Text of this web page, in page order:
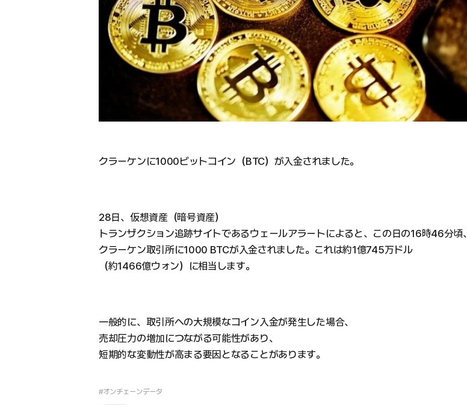
クラーケンに1000ビットコイン（BTC）が入金されました。
28日、仮想資産（暗号資産）
トランザクション追跡サイトであるウェールアラートによると、この日の16時46分頃、
クラーケン取引所に1000 BTCが入金されました。これは約1億745万ドル
（約1466億ウォン）に相当します。
一般的に、取引所への大規模なコイン入金が発生した場合、
売却圧力の増加につながる可能性があり、
短期的な変動性が高まる要因となることがあります。
#オンチェーンデータ